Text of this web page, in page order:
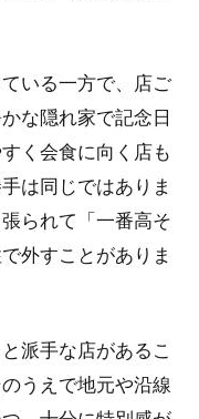
いる一方で、店ご
な隠れ家で記念日
く会食に向く店も
は同じではありま
られて「一番高そ
外すことがありま
派手な店があるこ
うえで地元や沿線